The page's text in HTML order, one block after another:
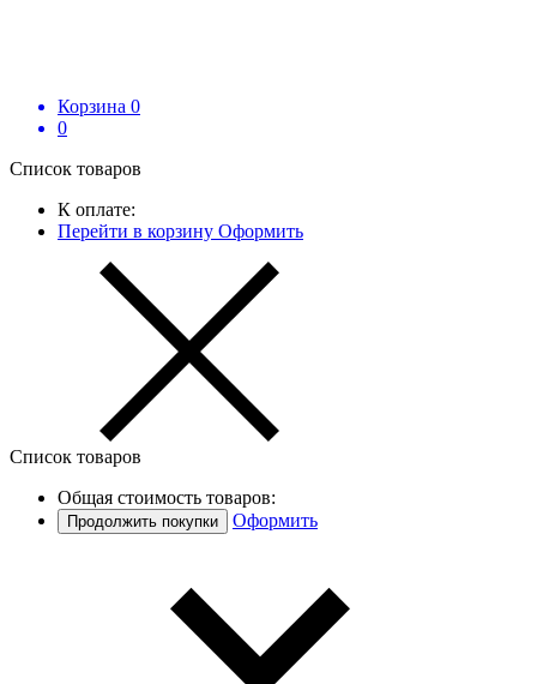
Корзина 0
0
Список товаров
К оплате:
Перейти в корзину Оформить
Список товаров
Общая стоимость товаров:
Продолжить покупки Оформить